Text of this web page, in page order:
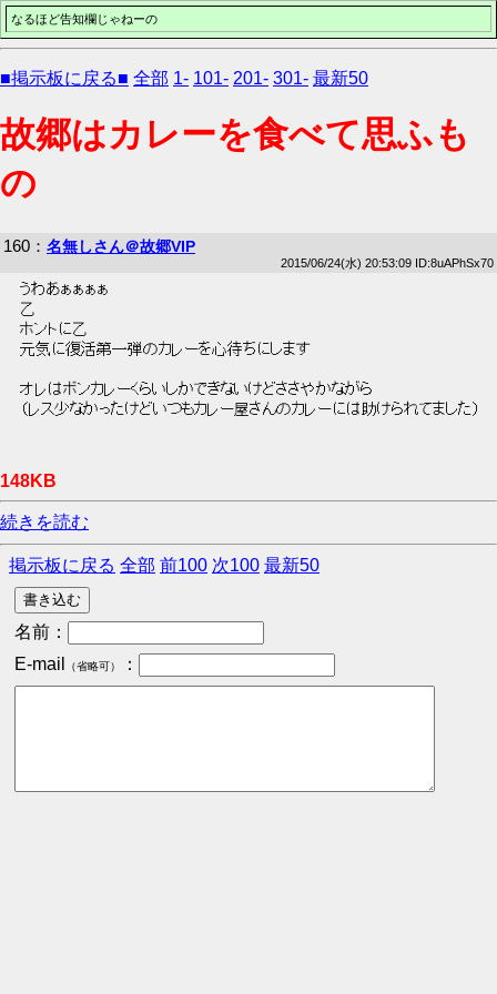
なるほど告知欄じゃねーの
■掲示板に戻る■ 全部 1- 101- 201- 301- 最新50
故郷はカレーを食べて思ふも
の
160 ： 名無しさん＠故郷VIP
2015/06/24(水) 20:53:09 ID:8uAPhSx70
うわあぁぁぁぁ
乙
ホントに乙
元気に復活第一弾のカレーを心待ちにします
オレはボンカレーくらいしかできないけどささやかながら
（レス少なかったけどいつもカレー屋さんのカレーには助けられてました）
148KB
続きを読む
掲示板に戻る 全部 前100 次100 最新50
名前：
E-mail
（省略可） ：